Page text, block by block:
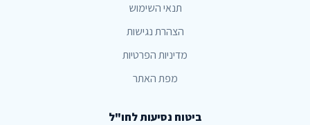
תנאי השימוש
הצהרת נגישות
מדיניות הפרטיות
מפת האתר
ביטוח נסיעות לחו"ל